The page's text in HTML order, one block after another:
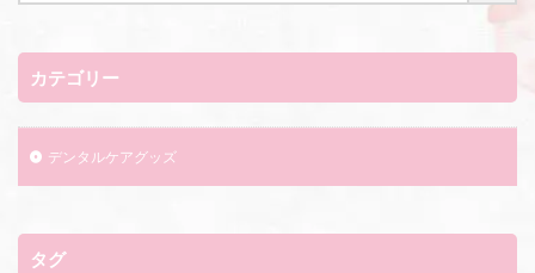
カテゴリー
デンタルケアグッズ
タグ